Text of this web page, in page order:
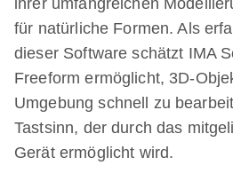
ihrer umfangreichen
für natürliche Formen. Als
dieser Software schätzt IMA
Freeform ermöglicht, 3D-
Umgebung schnell zu
Tastsinn, der durch das
Gerät ermöglicht wird.